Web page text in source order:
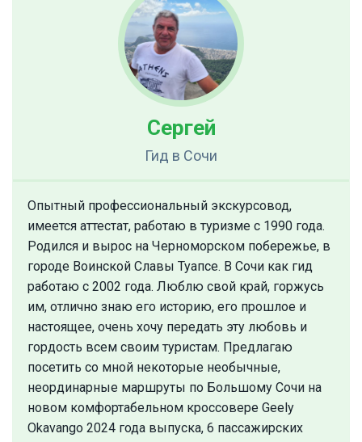
Сергей
Гид в Сочи
Опытный профессиональный экскурсовод,
имеется аттестат, работаю в туризме с 1990 года.
Родился и вырос на Черноморском побережье, в
городе Воинской Славы Туапсе. В Сочи как гид
работаю с 2002 года. Люблю свой край, горжусь
им, отлично знаю его историю, его прошлое и
настоящее, очень хочу передать эту любовь и
гордость всем своим туристам. Предлагаю
посетить со мной некоторые необычные,
неординарные маршруты по Большому Сочи на
новом комфортабельном кроссовере Geely
Okavango 2024 года выпуска, 6 пассажирских